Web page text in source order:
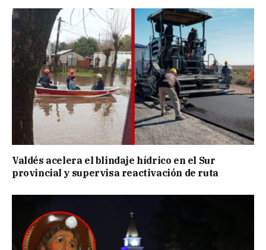
Valdés acelera el blindaje hídrico en el Sur
provincial y supervisa reactivación de ruta